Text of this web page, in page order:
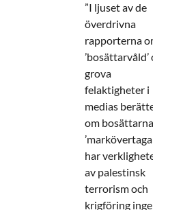
”I ljuset av de
överdrivna
rapporterna om
’bosättarvåld’ och
grova
felaktigheter i
medias berättelser
om bosättarnas
’markövertagande’,
har verkligheten
av palestinsk
terrorism och
krigföring ingen